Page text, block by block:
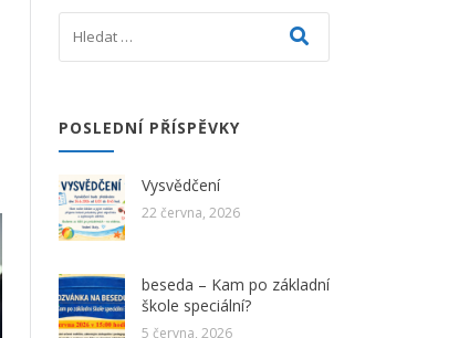
POSLEDNÍ PŘÍSPĚVKY
Vysvědčení
22 června, 2026
beseda – Kam po základní
škole speciální?
5 června, 2026